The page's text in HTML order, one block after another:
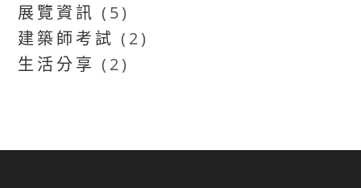
展覽資訊 (5)
建築師考試 (2)
生活分享 (2)